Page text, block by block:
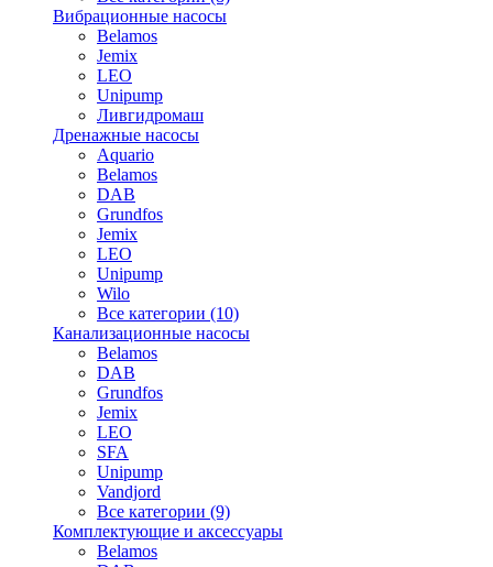
Вибрационные насосы
Belamos
Jemix
LEO
Unipump
Ливгидромаш
Дренажные насосы
Aquario
Belamos
DAB
Grundfos
Jemix
LEO
Unipump
Wilo
Все категории (10)
Канализационные насосы
Belamos
DAB
Grundfos
Jemix
LEO
SFA
Unipump
Vandjord
Все категории (9)
Комплектующие и аксессуары
Belamos